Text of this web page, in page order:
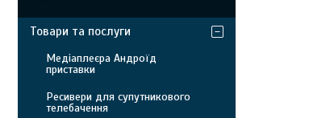
Товари та послуги
Медіаплеєра Андроїд
приставки
Ресивери для супутникового
телебачення